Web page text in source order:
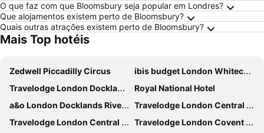
O que faz com que Bloomsbury seja popular em Londres?
Que alojamentos existem perto de Bloomsbury?
Quais outras atrações existem perto de Bloomsbury?
Mais Top hotéis
Zedwell Piccadilly Circus
ibis budget London Whitechapel - Brick Lane
Travelodge London Docklands Central
Royal National Hotel
a&o London Docklands Riverside
Travelodge London Central Elephant and Castle
Travelodge London Central City Road
Travelodge London Covent Garden